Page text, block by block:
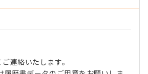
連絡いたします。